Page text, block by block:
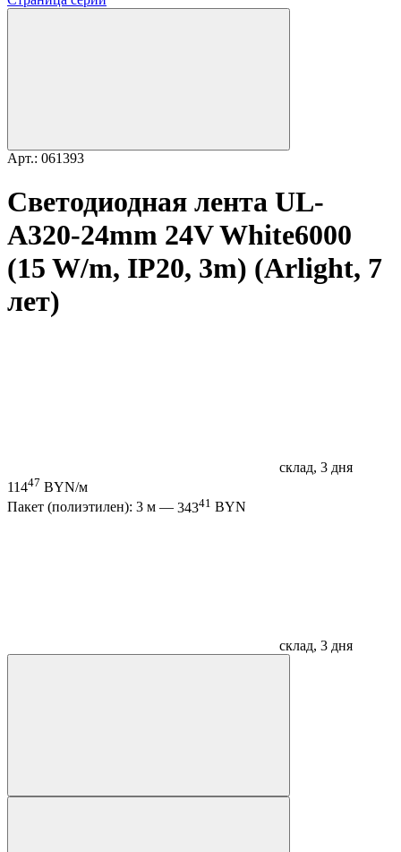
Арт.: 061393
Светодиодная лента UL-
A320-24mm 24V White6000
(15 W/m, IP20, 3m) (Arlight, 7
лет)
склад, 3 дня
11447 BYN/м
Пакет (полиэтилен): 3 м — 34341 BYN
склад, 3 дня